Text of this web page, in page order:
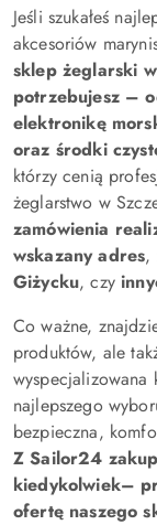
Jeśli szukałeś
akcesoriów
sklep żeglarski
potrzebujesz –
elektronikę
oraz środki
którzy cenią
żeglarstwo w
zamówienia
wskazany adres,
Giżycku, czy
Co ważne,
produktów, ale
najlepszego
bezpieczna,
Z Sailor24
kiedykolwiek–
ofertę naszego